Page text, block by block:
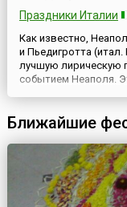
Праздники Италии
Как известно,
и Пьедигротта
лучшую лирическую
событием Неаполя.
Неаполя, в пещере
существовал храм
Ближайшие